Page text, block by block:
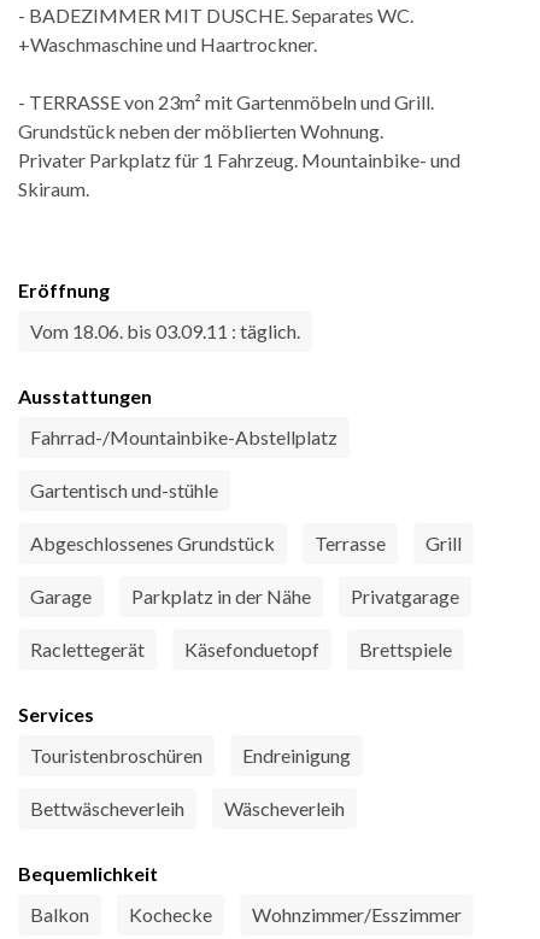
- BADEZIMMER MIT DUSCHE. Separates WC.
+Waschmaschine und Haartrockner.
- TERRASSE von 23m² mit Gartenmöbeln und Grill.
Grundstück neben der möblierten Wohnung.
Privater Parkplatz für 1 Fahrzeug. Mountainbike- und
Skiraum.
Eröffnung
Vom 18.06. bis 03.09.11 : täglich.
Ausstattungen
Fahrrad-/Mountainbike-Abstellplatz
Gartentisch und-stühle
Abgeschlossenes Grundstück Terrasse Grill
Garage Parkplatz in der Nähe Privatgarage
Raclettegerät Käsefonduetopf Brettspiele
Services
Touristenbroschüren
Endreinigung
Bettwäscheverleih Wäscheverleih
Bequemlichkeit
Balkon
Kochecke Wohnzimmer/Esszimmer